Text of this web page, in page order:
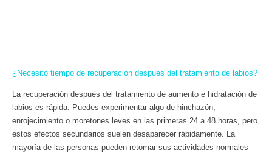
¿Necesito tiempo de recuperación después del tratamiento de labios?
La recuperación después del tratamiento de aumento e hidratación de
labios es rápida. Puedes experimentar algo de hinchazón,
enrojecimiento o moretones leves en las primeras 24 a 48 horas, pero
estos efectos secundarios suelen desaparecer rápidamente. La
mayoría de las personas pueden retomar sus actividades normales